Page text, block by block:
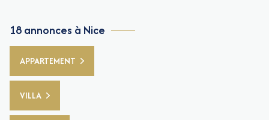
18 annonces à Nice
APPARTEMENT
VILLA